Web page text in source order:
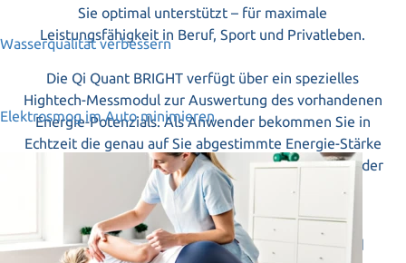
Wasserqualität verbessern
Elektrosmog im Auto minimieren
Sie optimal unterstützt – für maximale
Leistungsfähigkeit in Beruf, Sport und Privatleben.
Die Qi Quant BRIGHT verfügt über ein spezielles
Hightech-Messmodul zur Auswertung des vorhandenen
Energie-Potenzials. Als Anwender bekommen Sie in
Echtzeit die genau auf Sie abgestimmte Energie-Stärke
zugeführt. Dadurch wird eine Überenergetisierung oder
energetische Unterversorgung vermieden.
Ihr Schlüssel zur optimalen Zellgesundheit
Unterstützung bei Beschwerden im Stütz- und